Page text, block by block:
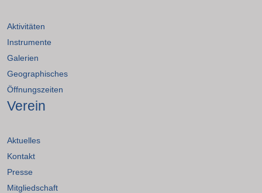
Aktivitäten
Instrumente
Galerien
Geographisches
Öffnungszeiten
Verein
Aktuelles
Kontakt
Presse
Mitgliedschaft